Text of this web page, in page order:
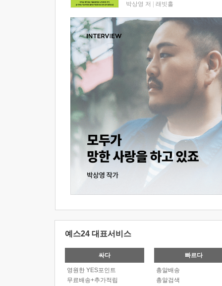
박상영 저 래빗홀
예스24 대표서비스
싸다
영원한 YES포인트
무료배송+추가적립
빠르다
총알배송
총알검색